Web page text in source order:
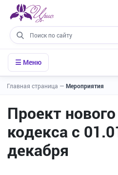
☰ Меню
Главная страница — Мероприятия
Проект
кодекса с
декабря